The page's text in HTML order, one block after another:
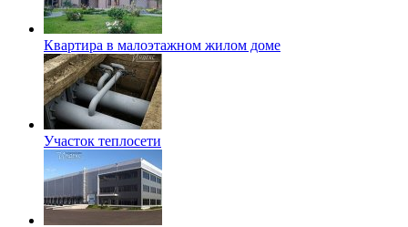
Квартира в малоэтажном жилом доме
Участок теплосети